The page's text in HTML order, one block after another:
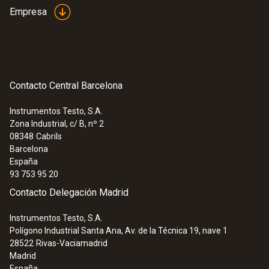
Empresa
Contacto Central Barcelona
Instrumentos Testo, S.A.
Zona Industrial, c/ B, nº 2
08348 Cabrils
Barcelona
España
93 753 95 20
Contacto Delegación Madrid
Instrumentos Testo, S.A.
Polígono Industrial Santa Ana, Av. de la Técnica 19, nave 1
28522 Rivas-Vaciamadrid
Madrid